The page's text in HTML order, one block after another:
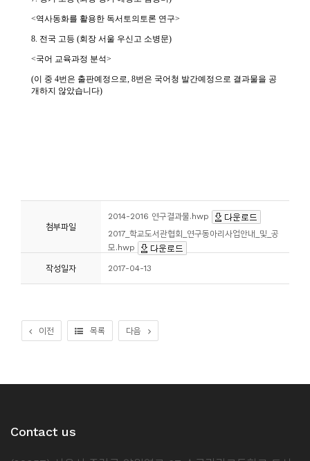
첨부파일
2014-2016 연구결과물.hwp
2017_학교도서관협회_연구동아리사업안내_및_공
모.hwp
작성일자 2017-04-13
이전 목록 다음
Contact us